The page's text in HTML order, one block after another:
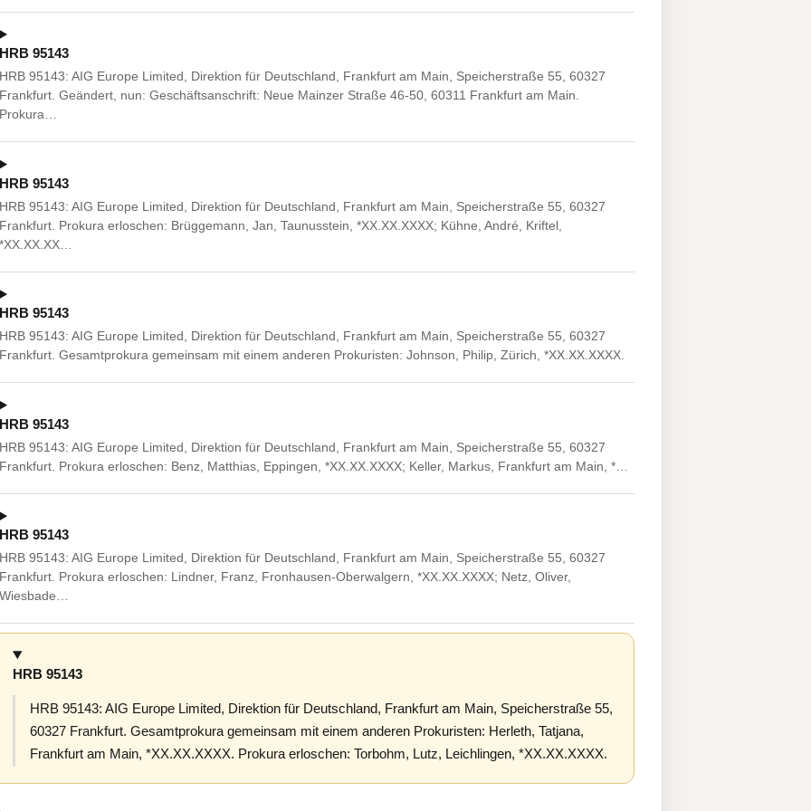
HRB 95143
HRB 95143: AIG Europe Limited, Direktion für Deutschland, Frankfurt am Main, Speicherstraße 55, 60327
Frankfurt. Geändert, nun: Geschäftsanschrift: Neue Mainzer Straße 46-50, 60311 Frankfurt am Main.
Prokura…
HRB 95143
HRB 95143: AIG Europe Limited, Direktion für Deutschland, Frankfurt am Main, Speicherstraße 55, 60327
Frankfurt. Prokura erloschen: Brüggemann, Jan, Taunusstein, *XX.XX.XXXX; Kühne, André, Kriftel,
*XX.XX.XX…
HRB 95143
HRB 95143: AIG Europe Limited, Direktion für Deutschland, Frankfurt am Main, Speicherstraße 55, 60327
Frankfurt. Gesamtprokura gemeinsam mit einem anderen Prokuristen: Johnson, Philip, Zürich, *XX.XX.XXXX.
HRB 95143
HRB 95143: AIG Europe Limited, Direktion für Deutschland, Frankfurt am Main, Speicherstraße 55, 60327
Frankfurt. Prokura erloschen: Benz, Matthias, Eppingen, *XX.XX.XXXX; Keller, Markus, Frankfurt am Main, *…
HRB 95143
HRB 95143: AIG Europe Limited, Direktion für Deutschland, Frankfurt am Main, Speicherstraße 55, 60327
Frankfurt. Prokura erloschen: Lindner, Franz, Fronhausen-Oberwalgern, *XX.XX.XXXX; Netz, Oliver,
Wiesbade…
HRB 95143
HRB 95143: AIG Europe Limited, Direktion für Deutschland, Frankfurt am Main, Speicherstraße 55,
60327 Frankfurt. Gesamtprokura gemeinsam mit einem anderen Prokuristen: Herleth, Tatjana,
Frankfurt am Main, *XX.XX.XXXX. Prokura erloschen: Torbohm, Lutz, Leichlingen, *XX.XX.XXXX.